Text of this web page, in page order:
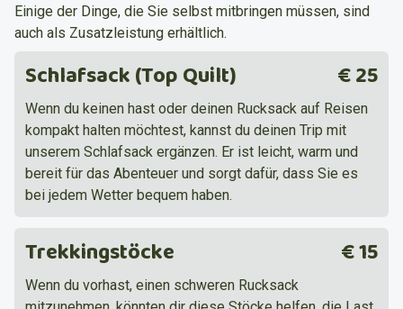
Einige der Dinge, die Sie selbst mitbringen müssen, sind
auch als Zusatzleistung erhältlich.
Schlafsack (Top Quilt) € 25
Wenn du keinen hast oder deinen Rucksack auf Reisen
kompakt halten möchtest, kannst du deinen Trip mit
unserem Schlafsack ergänzen. Er ist leicht, warm und
bereit für das Abenteuer und sorgt dafür, dass Sie es
bei jedem Wetter bequem haben.
Trekkingstöcke € 15
Wenn du vorhast, einen schweren Rucksack